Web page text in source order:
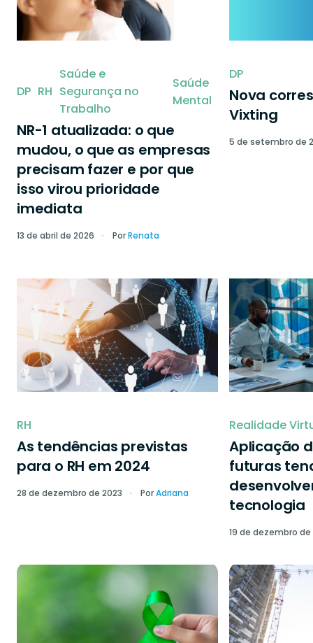
DP RH
Saúde e
Segurança no
Trabalho
Saúde
Mental
NR-1 atualizada: o que
mudou, o que as empresas
precisam fazer e por que
isso virou prioridade
imediata
13 de abril de 2026 PorRenata
DP
Nova
Vixting
5 de setembro de
RH
As tendências previstas
para o RH em 2024
28 de dezembro de 2023 PorAdriana
Realidade
Aplicação
futuras
tecnologia
19 de dezembro de